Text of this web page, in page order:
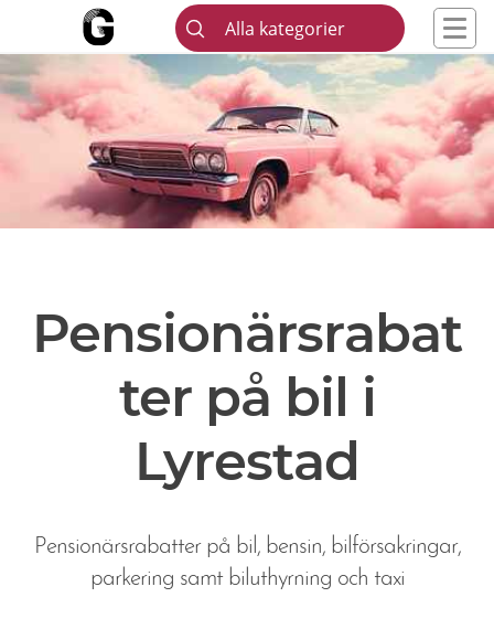
Alla kategorier
Pensionärsrabat
ter på bil i
Lyrestad
Pensionärsrabatter på bil, bensin, bilförsakringar,
parkering samt biluthyrning och taxi